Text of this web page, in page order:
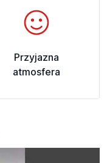
Przyjazna
atmosfera